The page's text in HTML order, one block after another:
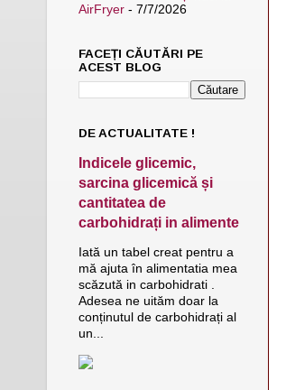
AirFryer - 7/7/2026
FACEȚI CĂUTĂRI PE
ACEST BLOG
DE ACTUALITATE !
Indicele glicemic,
sarcina glicemică și
cantitatea de
carbohidrați in alimente
Iată un tabel creat pentru a
mă ajuta în alimentatia mea
scăzută in carbohidrati .
Adesea ne uităm doar la
conținutul de carbohidrați al
un...